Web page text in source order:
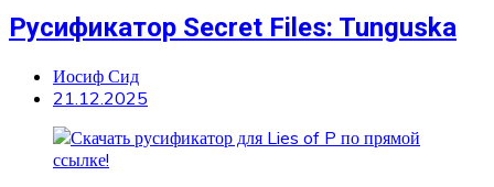
Русификатор Secret Files: Tunguska
Иосиф Сид
21.12.2025